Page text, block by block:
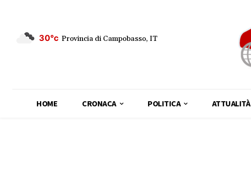
30°c Provincia di Campobasso, IT
HOME CRONACA POLITICA ATTUALITÀ